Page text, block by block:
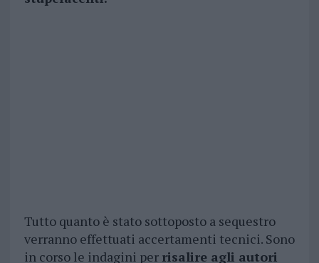
Tutto quanto è stato sottoposto a sequestro
verranno effettuati accertamenti tecnici. Sono
in corso le indagini per risalire agli autori